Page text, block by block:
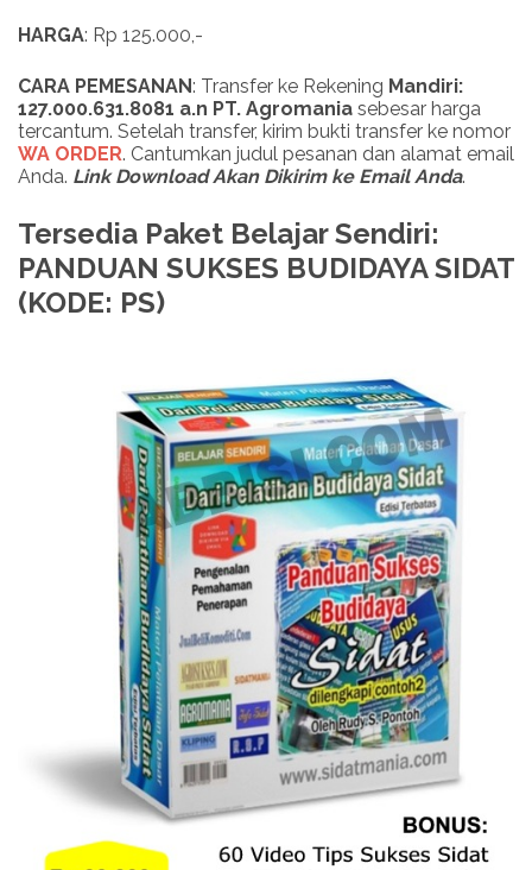
HARGA: Rp 125.000,-
CARA PEMESANAN: Transfer ke Rekening Mandiri:
127.000.631.8081 a.n PT. Agromania sebesar harga
tercantum. Setelah transfer, kirim bukti transfer ke nomor
WA ORDER. Cantumkan judul pesanan dan alamat email
Anda. Link Download Akan Dikirim ke Email Anda.
Tersedia Paket Belajar Sendiri:
PANDUAN SUKSES BUDIDAYA SIDAT
(KODE: PS)